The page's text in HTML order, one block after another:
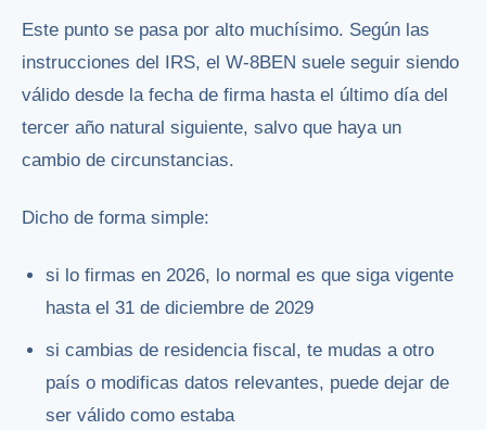
Este punto se pasa por alto muchísimo. Según las
instrucciones del IRS, el W-8BEN suele seguir siendo
válido desde la fecha de firma hasta el último día del
tercer año natural siguiente, salvo que haya un
cambio de circunstancias.
Dicho de forma simple:
si lo firmas en 2026, lo normal es que siga vigente
hasta el 31 de diciembre de 2029
si cambias de residencia fiscal, te mudas a otro
país o modificas datos relevantes, puede dejar de
ser válido como estaba